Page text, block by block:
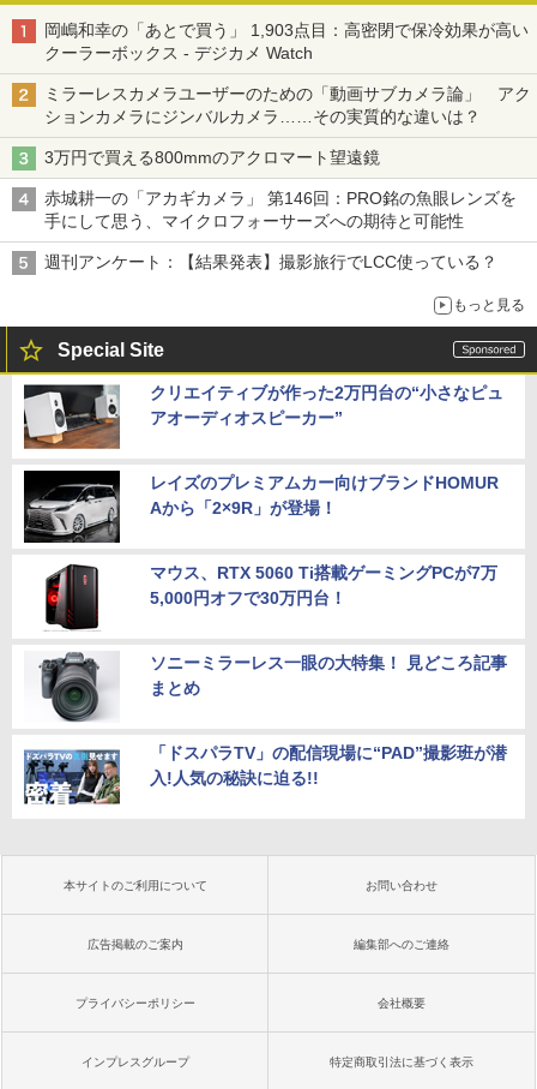
岡嶋和幸の「あとで買う」 1,903点目：高密閉で保冷効果が高い
クーラーボックス - デジカメ Watch
ミラーレスカメラユーザーのための「動画サブカメラ論」 アク
ションカメラにジンバルカメラ……その実質的な違いは？
3万円で買える800mmのアクロマート望遠鏡
赤城耕一の「アカギカメラ」 第146回：PRO銘の魚眼レンズを
手にして思う、マイクロフォーサーズへの期待と可能性
週刊アンケート：【結果発表】撮影旅行でLCC使っている？
もっと見る
Special Site
クリエイティブが作った2万円台の“小さなピュ
アオーディオスピーカー”
レイズのプレミアムカー向けブランドHOMUR
Aから「2×9R」が登場！
マウス、RTX 5060 Ti搭載ゲーミングPCが7万
5,000円オフで30万円台！
ソニーミラーレス一眼の大特集！ 見どころ記事
まとめ
「ドスパラTV」の配信現場に“PAD”撮影班が潜
入!人気の秘訣に迫る!!
本サイトのご利用について お問い合わせ
広告掲載のご案内 編集部へのご連絡
プライバシーポリシー 会社概要
インプレスグループ 特定商取引法に基づく表示